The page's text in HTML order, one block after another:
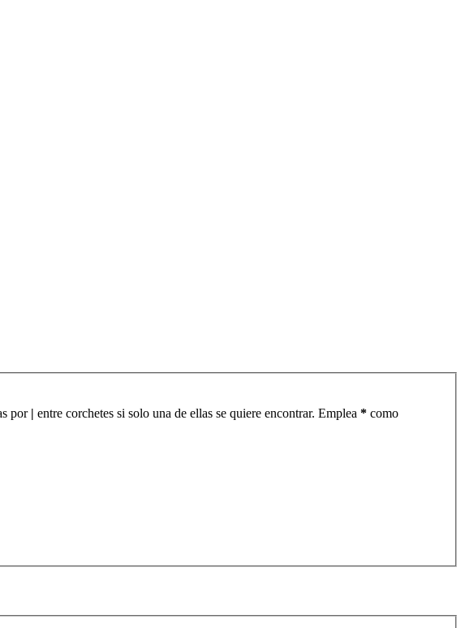
por | entre corchetes si solo una de ellas se quiere encontrar. Emplea * como